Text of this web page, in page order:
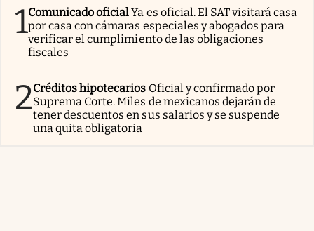
1Comunicado oficialYa es oficial. El SAT visitará casa
por casa con cámaras especiales y abogados para
verificar el cumplimiento de las obligaciones
fiscales
2Créditos hipotecarios Oficial y confirmado por
Suprema Corte. Miles de mexicanos dejarán de
tener descuentos en sus salarios y se suspende
una quita obligatoria